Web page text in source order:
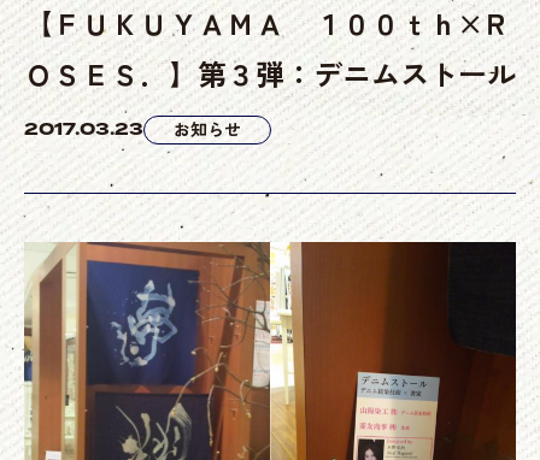
【ＦＵＫＵＹＡＭＡ １００ｔｈ×Ｒ
ＯＳＥＳ．】第３弾：デニムストール
2017.03.23 お知らせ